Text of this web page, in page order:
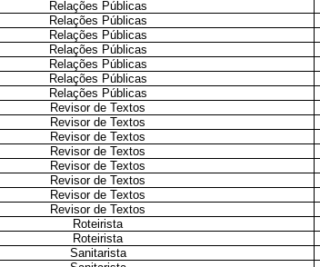
Relações Públicas
Relações Públicas
Relações Públicas
Relações Públicas
Relações Públicas
Relações Públicas
Relações Públicas
Revisor de Textos
Revisor de Textos
Revisor de Textos
Revisor de Textos
Revisor de Textos
Revisor de Textos
Revisor de Textos
Revisor de Textos
Roteirista
Roteirista
Sanitarista